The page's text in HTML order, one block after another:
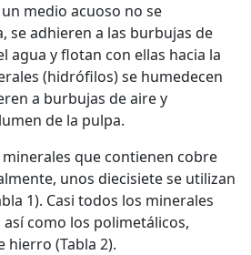
medio acuoso no se
se adhieren a las burbujas de
agua y flotan con ellas hacia la
(hidrófilos) se humedecen
a burbujas de aire y
de la pulpa.
que contienen cobre
unos diecisiete se utilizan
1). Casi todos los minerales
como los polimetálicos,
hierro (Tabla 2).